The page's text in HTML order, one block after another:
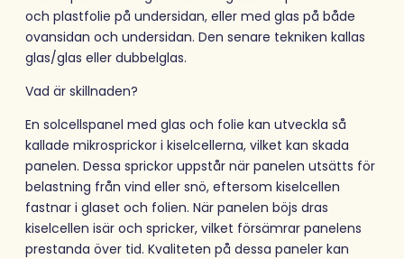
och plastfolie på undersidan, eller med glas på både
ovansidan och undersidan. Den senare tekniken kallas
glas/glas eller dubbelglas.
Vad är skillnaden?
En solcellspanel med glas och folie kan utveckla så
kallade mikrosprickor i kiselcellerna, vilket kan skada
panelen. Dessa sprickor uppstår när panelen utsätts för
belastning från vind eller snö, eftersom kiselcellen
fastnar i glaset och folien. När panelen böjs dras
kiselcellen isär och spricker, vilket försämrar panelens
prestanda över tid. Kvaliteten på dessa paneler kan